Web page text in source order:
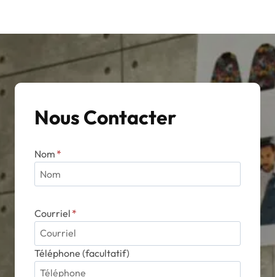
Nous Contacter
Nom *
Courriel *
Téléphone (facultatif)